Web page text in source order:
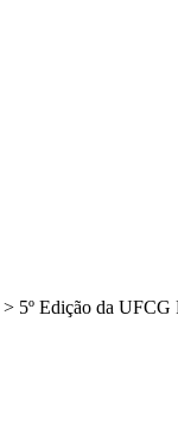
> 5º Edição da UFCG